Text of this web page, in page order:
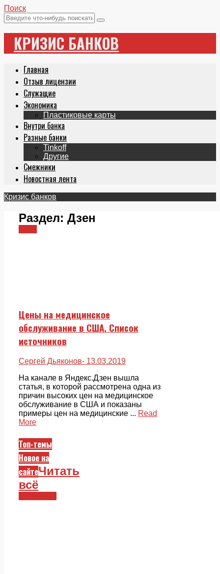
Поиск
КРИЗИС БАНКОВ
Главная
Отзыв лицензии
Служащие
Экономика
Пластиковые карты
Внутри банка
Разные банки
Tinkoff
Другие
Смежники
Новостная лента
Кризис банков
Раздел: Дзен
Цены на медицинское
обслуживание в США. Список
источников
Сергей Дьяконов- 13.03.2019
На канале в Яндекс.Дзен вышла
статья, в которой рассмотрена одна из
причин высоких цен на медицинское
обслуживание в США и показаны
примеры цен на медицинские ... Read
More
Топ-темы
Новое на
сайтеЧитать
всё